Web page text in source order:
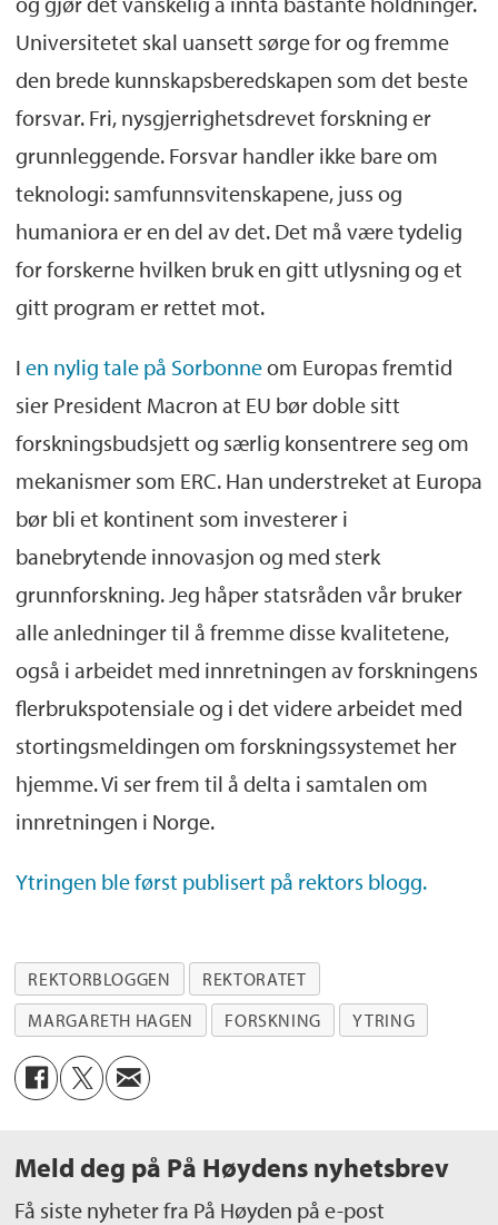
Universitetet skal uansett sørge for og fremme
den brede kunnskapsberedskapen som det beste
forsvar. Fri, nysgjerrighetsdrevet forskning er
grunnleggende. Forsvar handler ikke bare om
teknologi: samfunnsvitenskapene, juss og
humaniora er en del av det. Det må være tydelig
for forskerne hvilken bruk en gitt utlysning og et
gitt program er rettet mot.
I en nylig tale på Sorbonneom Europas fremtid
sier President Macron at EU bør doble sitt
forskningsbudsjett og særlig konsentrere seg om
mekanismer som ERC. Han understreket at Europa
bør bli et kontinent som investerer i
banebrytende innovasjon og med sterk
grunnforskning. Jeg håper statsråden vår bruker
alle anledninger til å fremme disse kvalitetene,
også i arbeidet med innretningen av forskningens
flerbrukspotensiale og i det videre arbeidet med
stortingsmeldingen om forskningssystemet her
hjemme. Vi ser frem til å delta i samtalen om
innretningen i Norge.
Ytringen ble først publisert på rektors blogg.
REKTORBLOGGEN
REKTORATET
MARGARETH HAGEN
FORSKNING YTRING
Meld deg på På Høydens nyhetsbrev
Få siste nyheter fra På Høyden på e-post